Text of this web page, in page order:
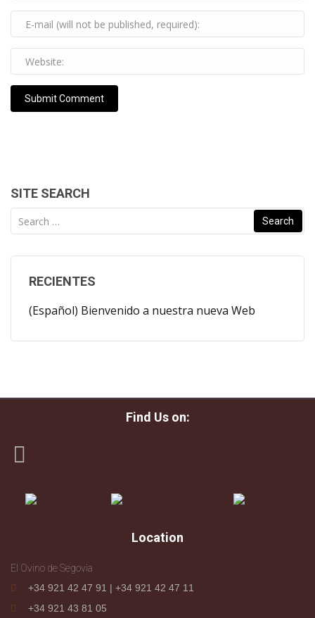
SITE SEARCH
RECIENTES
(Español) Bienvenido a nuestra nueva Web
Find Us on:
Location
El Ovino de Segovia
+34 921 42 47 91 | +34 921 42 47 11
+34 921 43 81 05